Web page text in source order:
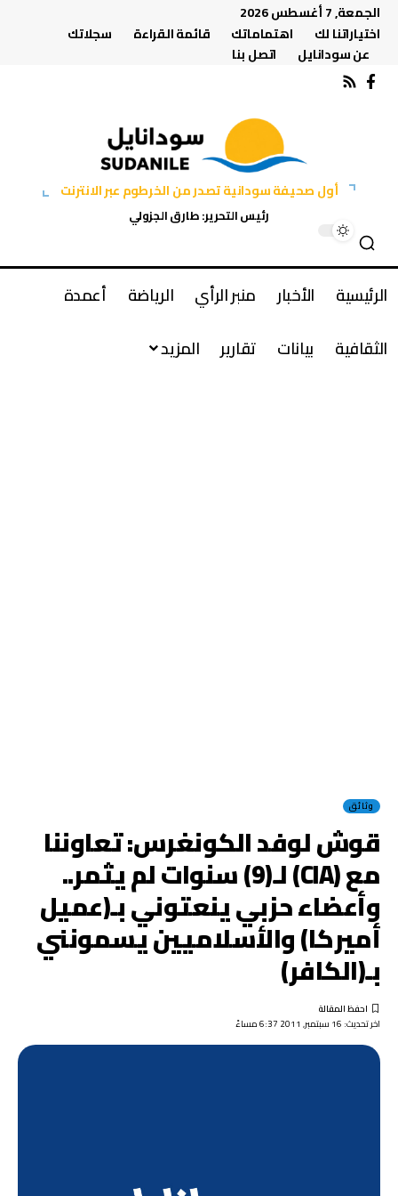
الجمعة, 7 أغسطس 2026
اختياراتنا لك
اهتماماتك قائمة القراءة
سجلاتك
عن سودانايل
اتصل بنا
أول صحيفة سودانية تصدر من الخرطوم عبر الانترنت
رئيس التحرير: طارق الجزولي
الرئيسية الأخبار منبر الرأي الرياضة
أعمدة
الثقافية
بيانات تقارير المزيد
وثائق
قوش لوفد الكونغرس: تعاوننا
مع (CIA) لـ(9) سنوات لم يثمر..
وأعضاء حزبي ينعتوني بـ(عميل
أميركا) والأسلاميين يسمونني
بـ(الكافر)
اخر تحديث: 16 سبتمبر, 2011 6:37 مساءً